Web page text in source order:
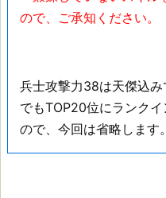
ので、ご承知ください。
兵士攻撃力38は天傑込
でもTOP20位にランク
ので、今回は省略します。